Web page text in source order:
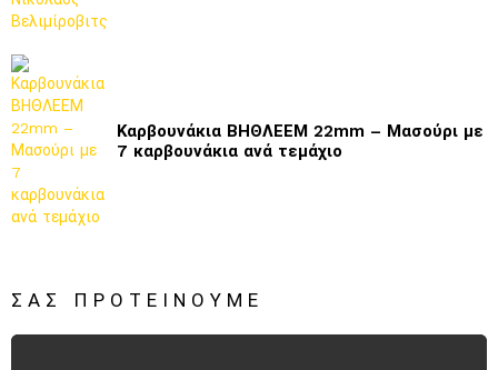
Καρβουνάκια ΒΗΘΛΕΕΜ 22mm – Μασούρι με
7 καρβουνάκια ανά τεμάχιο
ΣΑΣ ΠΡΟΤΕΊΝΟΥΜΕ